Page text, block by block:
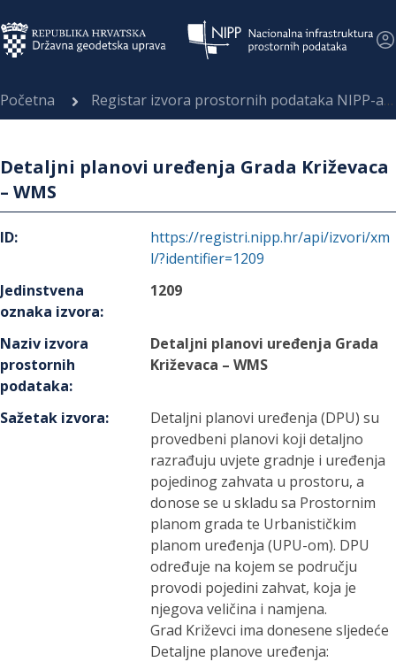
Početna Registar izvora prostornih podataka NIPP-a
Detaljni planovi uređenja Grada Križevaca
– WMS
ID:
https://registri.nipp.hr/api/izvori/xm
l/?identifier=1209
Jedinstvena
oznaka izvora:
1209
Naziv izvora
prostornih
podataka:
Detaljni planovi uređenja Grada
Križevaca – WMS
Sažetak izvora:
Detaljni planovi uređenja (DPU) su
provedbeni planovi koji detaljno
razrađuju uvjete gradnje i uređenja
pojedinog zahvata u prostoru, a
donose se u skladu sa Prostornim
planom grada te Urbanističkim
planom uređenja (UPU-om). DPU
određuje na kojem se području
provodi pojedini zahvat, koja je
njegova veličina i namjena.
Grad Križevci ima donesene sljedeće
Detaljne planove uređenja: